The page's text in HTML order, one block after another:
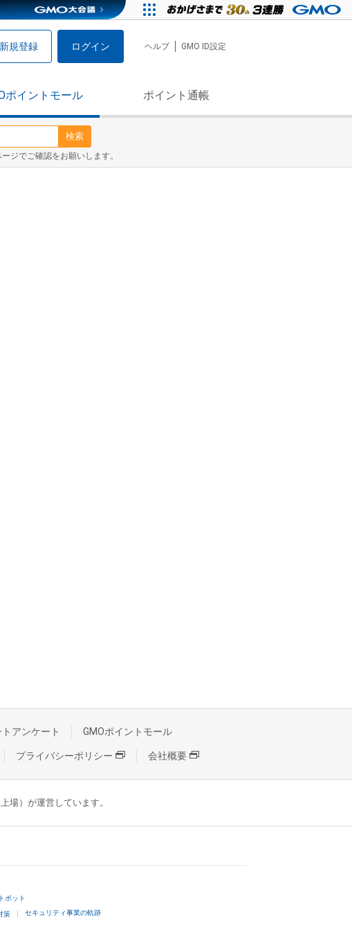
新規登録 ログイン ヘルプ GMO ID設定
ポイントモール ポイント通帳
検索
ジでご確認をお願いします。
アンケート GMOポイントモール
プライバシーポリシー 会社概要
場）が運営しています。
ボット
策 セキュリティ事業の軌跡